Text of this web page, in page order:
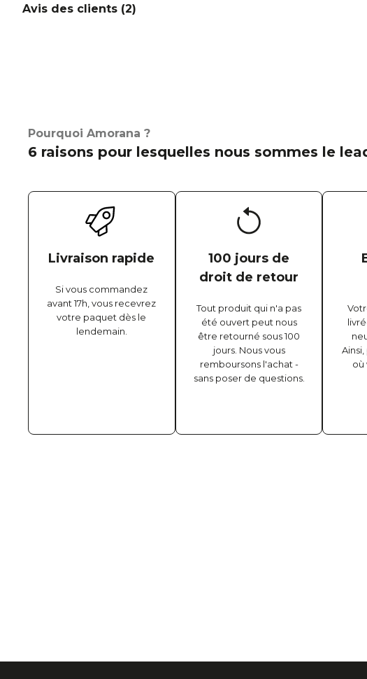
Avis des clients (2)
Pourquoi Amorana ?
6 raisons pour lesquelles nous sommes le
Livraison rapide
Si vous commandez
avant 17h, vous recevrez
votre paquet dès le
lendemain.
100 jours de
droit de retour
Tout produit qui n'a pas
été ouvert peut nous
être retourné sous 100
jours. Nous vous
remboursons l'achat -
sans poser de questions.
où